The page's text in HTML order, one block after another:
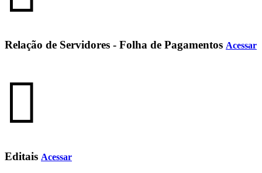
Relação de Servidores - Folha de Pagamentos Acessar
Editais Acessar